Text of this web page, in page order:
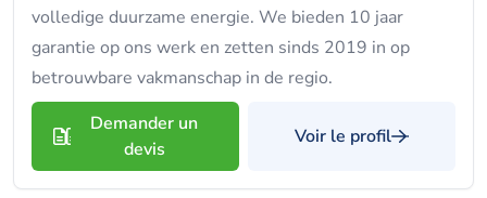
volledige duurzame energie. We bieden 10 jaar
garantie op ons werk en zetten sinds 2019 in op
betrouwbare vakmanschap in de regio.
Demander un
devis
Voir le profil